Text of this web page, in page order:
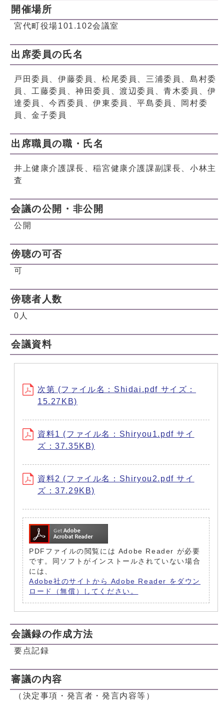
開催場所
宮代町役場101.102会議室
出席委員の氏名
戸田委員、伊藤委員、松尾委員、三浦委員、島村委
員、工藤委員、神田委員、渡辺委員、青木委員、伊
達委員、今西委員、伊東委員、平島委員、岡村委
員、金子委員
出席職員の職・氏名
井上健康介護課長、稲宮健康介護課副課長、小林主
査
会議の公開・非公開
公開
傍聴の可否
可
傍聴者人数
0人
会議資料
次第 (ファイル名：Shidai.pdf サイズ：
15.27KB)
資料1 (ファイル名：Shiryou1.pdf サイ
ズ：37.35KB)
資料2 (ファイル名：Shiryou2.pdf サイ
ズ：37.29KB)
PDFファイルの閲覧には Adobe Reader が必要
です。同ソフトがインストールされていない場合
には、
Adobe社のサイトから Adobe Reader をダウン
ロード（無償）してください。
会議録の作成方法
要点記録
審議の内容
（決定事項・発言者・発言内容等）